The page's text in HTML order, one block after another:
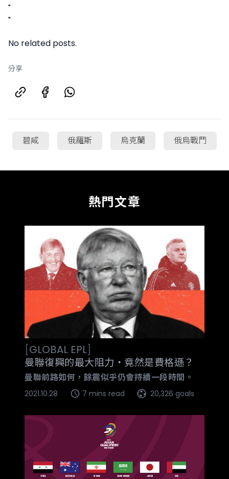
"
"
No related posts.
分享
碧咸 俄羅斯 烏克蘭 俄烏戰鬥
熱門文章
[GLOBAL EPL]
曼聯復興的最大阻力‧竟然是費格遜？
曼聯前路如何，餘震似乎仍會持續一段時間。
2021.10.28 7 mins read 20,326 goals